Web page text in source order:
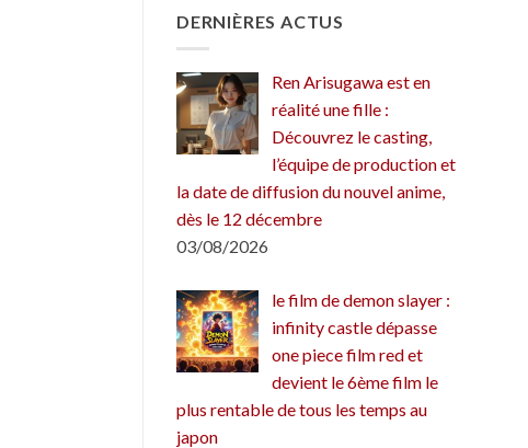
DERNIÈRES ACTUS
Ren Arisugawa est en
réalité une fille :
Découvrez le casting,
l’équipe de production et
la date de diffusion du nouvel anime,
dès le 12 décembre
03/08/2026
le film de demon slayer :
infinity castle dépasse
one piece film red et
devient le 6ème film le
plus rentable de tous les temps au
japon